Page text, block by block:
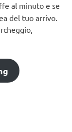
al minuto e se
del tuo arrivo.